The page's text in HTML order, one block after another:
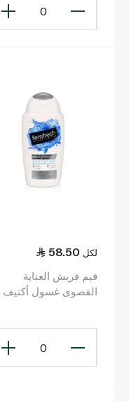
0
58.50 لكل
فيم فريش العناية
القصوى غسول أكتيف
0